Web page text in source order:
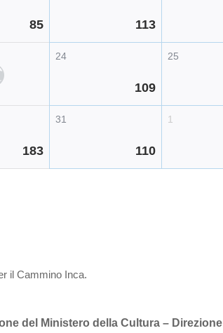
85
183
113
24
109
31
110
25
1
il Cammino Inca.
del Ministero della Cultura –